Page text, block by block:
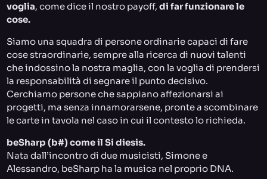
voglia, come dice il nostro payoff,di far funzionare le
cose.
Siamo una squadra di persone ordinarie capaci di fare
cose straordinarie, sempre alla ricerca di nuovi talenti
che indossino la nostra maglia, con la voglia di prendersi
la responsabilità di segnare il punto decisivo.
Cerchiamo persone che sappiano affezionarsi ai
progetti, ma senza innamorarsene, pronte a scombinare
le carte in tavola nel caso in cui il contesto lo richieda.
beSharp (b#) come il Si diesis.
Nata dall’incontro di due musicisti, Simone e
Alessandro, beSharp ha la musica nel proprio DNA.